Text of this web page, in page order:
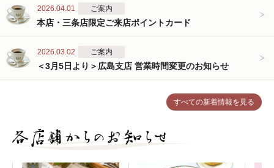
すべての新着情報を見る
2026.04.01 ご案内
本店・三条店限定ご来店ポイントカード
2026.03.02 ご案内
＜3月5日より＞広島支店 営業時間変更のお知らせ